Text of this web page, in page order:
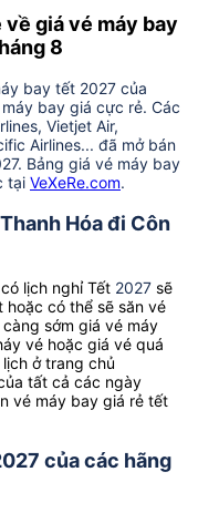
về giá vé máy bay
8
bay tết 2027 của
bay giá cực rẻ. Các
Vietjet Air,
Airlines... đã mở bán
Bảng giá vé máy bay
tại VeXeRe.com.
Hóa đi Côn
lịch nghỉ Tết 2027 sẽ
hoặc có thể sẽ săn vé
sớm giá vé máy
vé hoặc giá vé quá
ở trang chủ
tất cả các ngày
vé máy bay giá rẻ tết
của các hãng